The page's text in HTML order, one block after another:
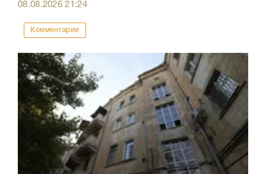
08.08.202621:24
Комментарии